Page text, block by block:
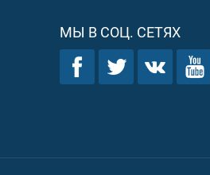
МЫ В СОЦ. СЕТЯХ